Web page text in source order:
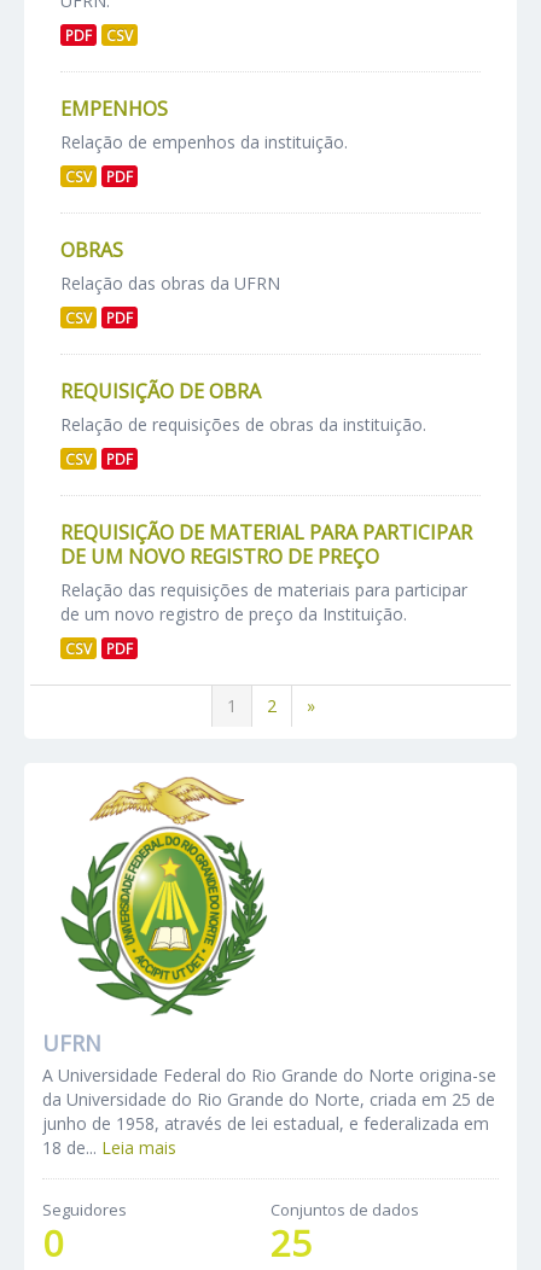
PDF CSV
EMPENHOS
Relação de empenhos da instituição.
CSV PDF
OBRAS
Relação das obras da UFRN
CSV PDF
REQUISIÇÃO DE OBRA
Relação de requisições de obras da instituição.
CSV PDF
REQUISIÇÃO DE MATERIAL PARA PARTICIPAR
DE UM NOVO REGISTRO DE PREÇO
Relação das requisições de materiais para participar
de um novo registro de preço da Instituição.
CSV PDF
1 2 »
UFRN
A Universidade Federal do Rio Grande do Norte origina-se
da Universidade do Rio Grande do Norte, criada em 25 de
junho de 1958, através de lei estadual, e federalizada em
18 de... Leia mais
Seguidores
0
Conjuntos de dados
25